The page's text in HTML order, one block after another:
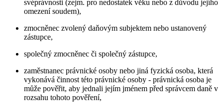
svéprávnosti (zejm. pro nedostatek věku nebo z důvodu jejího
omezení soudem),
zmocněnec zvolený daňovým subjektem nebo ustanovený
zástupce,
společný zmocněnec či společný zástupce,
zaměstnanec právnické osoby nebo jiná fyzická osoba, která
vykonává činnost této právnické osoby - právnická osoba je
může pověřit, aby jednali jejím jménem před správcem daně v
rozsahu tohoto pověření,